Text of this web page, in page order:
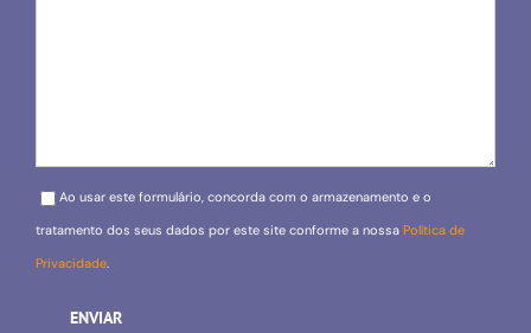
Please leave this field empty.
Ao usar este formulário, concorda com o armazenamento e o
tratamento dos seus dados por este site conforme a nossa Política de
Privacidade.